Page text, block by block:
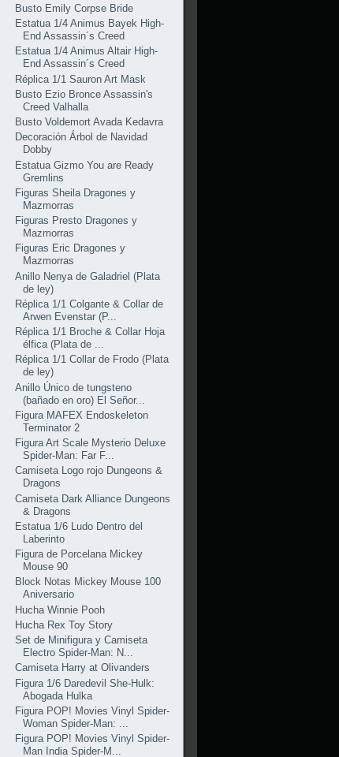
Busto Emily Corpse Bride
Estatua 1/4 Animus Bayek High-
End Assassin´s Creed
Estatua 1/4 Animus Altair High-
End Assassin´s Creed
Réplica 1/1 Sauron Art Mask
Busto Ezio Bronce Assassin's
Creed Valhalla
Busto Voldemort Avada Kedavra
Decoración Árbol de Navidad
Dobby
Estatua Gizmo You are Ready
Gremlins
Figuras Sheila Dragones y
Mazmorras
Figuras Presto Dragones y
Mazmorras
Figuras Eric Dragones y
Mazmorras
Anillo Nenya de Galadriel (Plata
de ley)
Réplica 1/1 Colgante & Collar de
Arwen Evenstar (P...
Réplica 1/1 Broche & Collar Hoja
élfica (Plata de ...
Réplica 1/1 Collar de Frodo (Plata
de ley)
Anillo Único de tungsteno
(bañado en oro) El Señor...
Figura MAFEX Endoskeleton
Terminator 2
Figura Art Scale Mysterio Deluxe
Spider-Man: Far F...
Camiseta Logo rojo Dungeons &
Dragons
Camiseta Dark Alliance Dungeons
& Dragons
Estatua 1/6 Ludo Dentro del
Laberinto
Figura de Porcelana Mickey
Mouse 90
Block Notas Mickey Mouse 100
Aniversario
Hucha Winnie Pooh
Hucha Rex Toy Story
Set de Minifigura y Camiseta
Electro Spider-Man: N...
Camiseta Harry at Olivanders
Figura 1/6 Daredevil She-Hulk:
Abogada Hulka
Figura POP! Movies Vinyl Spider-
Woman Spider-Man: ...
Figura POP! Movies Vinyl Spider-
Man India Spider-M...